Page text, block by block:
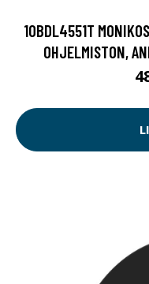
10BDL4551T
OHJELMISTON,